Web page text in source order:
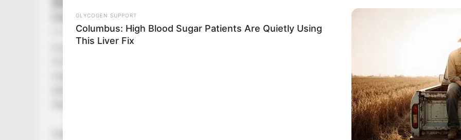
A gyönyörű, mindig mosolygós Vanesszának mindössze 15 év jutott. A lányt több minden bántotta.
megromlott a kapcsolata. Vanit a középiskolás társai közül többen kiközösítették. Június 17-én az
édesanyja átment a szomszédba, hogy a beteg asszonyt ápolja és mire hazaért, a diáklány
Hiába vágta le Judit a kötélről és hiába érkezett a helyszínre mentőhelikopter, az életét már nem
GLYCOGEN SUPPORT
Columbus: High Blood Sugar Patients Are Quietly Using
This Liver Fix